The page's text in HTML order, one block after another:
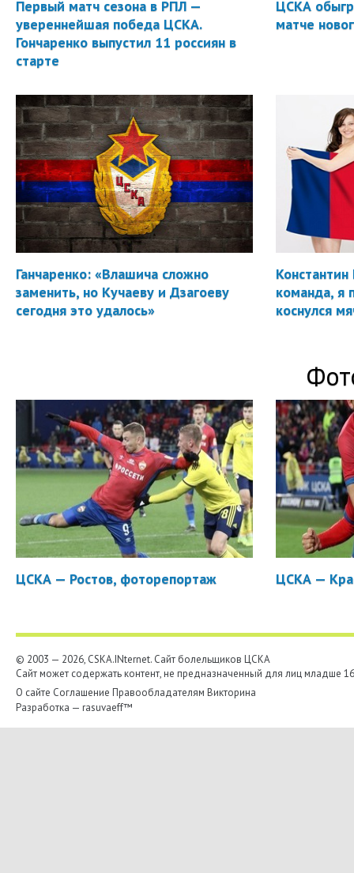
Первый матч сезона в РПЛ —
увереннейшая победа ЦСКА.
Гончаренко выпустил 11 россиян в
старте
ЦСКА
матче
Ганчаренко: «Влашича сложно
заменить, но Кучаеву и Дзагоеву
сегодня это удалось»
Константин
команда, я
коснулся
ЦСКА — Ростов, фоторепортаж ЦСКА —
© 2003 — 2026, CSKA.INternet. Cайт болельщиков ЦСКА
Сайт может содержать контент, не предназначенный для лиц младше
О сайте Соглашение Правообладателям Викторина
Разработка — rasuvaeff™